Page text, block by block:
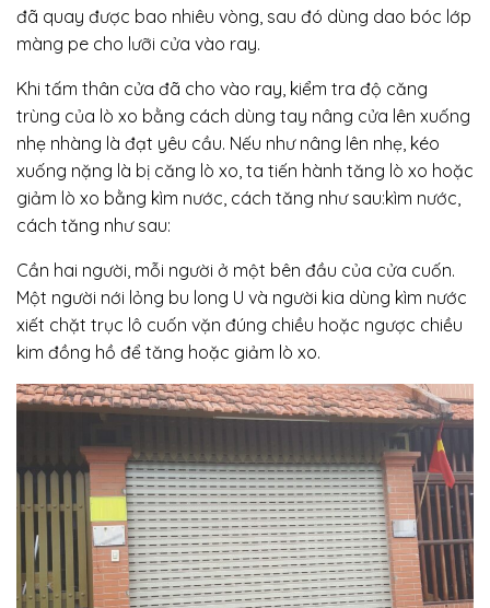
đã quay được bao nhiêu vòng, sau đó dùng dao bóc lớp
màng pe cho lưỡi cửa vào ray.
Khi tấm thân cửa đã cho vào ray, kiểm tra độ căng
trùng của lò xo bằng cách dùng tay nâng cửa lên xuống
nhẹ nhàng là đạt yêu cầu. Nếu như nâng lên nhẹ, kéo
xuống nặng là bị căng lò xo, ta tiến hành tăng lò xo hoặc
giảm lò xo bằng kìm nước, cách tăng như sau:kìm nước,
cách tăng như sau:
Cần hai người, mỗi người ở một bên đầu của cửa cuốn.
Một người nới lỏng bu long U và người kia dùng kìm nước
xiết chặt trục lô cuốn vặn đúng chiều hoặc ngược chiều
kim đồng hồ để tăng hoặc giảm lò xo.